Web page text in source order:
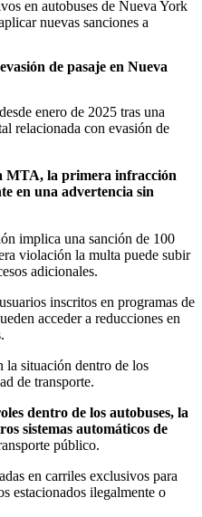
en autobuses de Nueva York
nuevas sanciones a
de pasaje en Nueva
enero de 2025 tras una
relacionada con evasión de
MTA, la primera infracción
en una advertencia sin
implica una sanción de 100
violación la multa puede subir
adicionales.
inscritos en programas de
acceder a reducciones en
la situación dentro de los
de transporte.
dentro de los autobuses, la
sistemas automáticos de
público.
en carriles exclusivos para
estacionados ilegalmente o